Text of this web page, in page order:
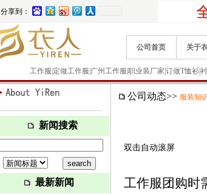
分享到：
公司首页 关于
工作服|定做工作服|广州工作服|职业装厂家|订做T恤衫|
新闻搜索
最新新闻
公司动态>> 服装知
双击自动滚屏
工作服团购时